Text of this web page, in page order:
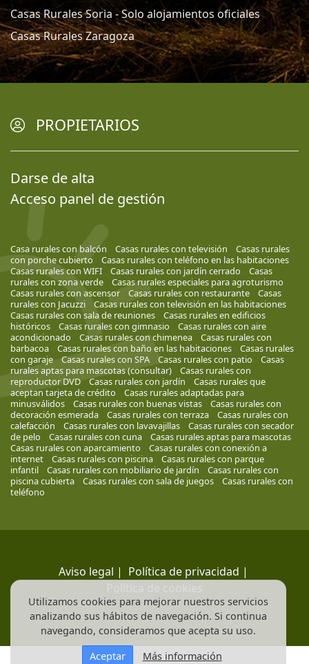
Casas Rurales Soria - Solo alojamientos oficiales
Casas Rurales Zaragoza
PROPIETARIOS
Darse de alta
Acceso panel de gestión
Casa rurales con balcón Casas rurales con televisión
Casas rurales
con porche cubierto
Casas rurales con teléfono en las habitaciones
Casas rurales con WIFI
Casas rurales con jardín cerrado
Casas
rurales con zona verde
Casas rurales especiales para agroturismo
Casas rurales con ascensor
Casas rurales con restaurante
Casas
rurales con Jacuzzi
Casas rurales con televisión en las habitaciones
Casas rurales con sala de reuniones
Casas rurales en edificios
históricos
Casas rurales con gimnasio
Casas rurales con aire
acondicionado
Casas rurales con chimenea
Casas rurales con
barbacoa
Casas rurales con baño en las habitaciones
Casas rurales
con garaje
Casas rurales con SPA Casas rurales con patio
Casas
rurales aptas para mascotas (consultar)
Casas rurales con
reproductor DVD
Casas rurales con jardín
Casas rurales que
aceptan tarjeta de crédito
Casas rurales adaptadas para
minusválidos
Casas rurales con buenas vistas
Casas rurales con
decoración esmerada
Casas rurales con terraza
Casas rurales con
calefacción
Casas rurales con lavavajillas
Casas rurales con secador
de pelo
Casas rurales con cuna
Casas rurales aptas para mascotas
Casas rurales con aparcamiento
Casas rurales con conexión a
internet
Casas rurales con piscina
Casas rurales con parque
infantil
Casas rurales con mobiliario de jardín
Casas rurales con
piscina cubierta
Casas rurales con sala de juegos
Casas rurales con
teléfono
Aviso legal | Política de privacidad |
Política de cookies
Utilizamos cookies para mejorar nuestros servicios
analizando sus hábitos de navegación. Si continua
navegando, consideramos que acepta su uso.
Aceptar
Más información